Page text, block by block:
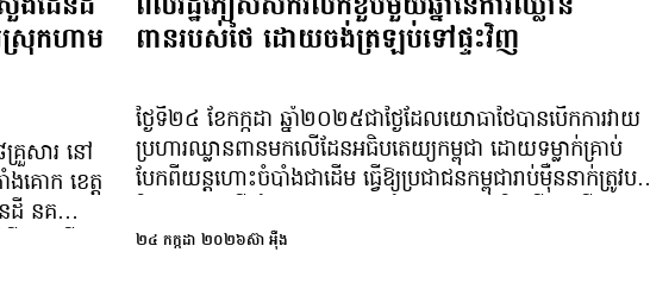
ថា ជប៉ុនបានជួយកម្ពុជាច្រើនលើវិស័យធំៗ
ធ ប៉ុន្តែវិនិយោគិនមិនសូវហ៊ានមកបណ្ដាក់ទុន
កថ្លែងថា៖ «ប្រទេសហត្ថលេខីនេះហើយដែល
នឱ្យរដ្ឋបរទេសណារំលោភអធិបតេយ្យ និង
វឌ្ឍតាមរយៈជំនួយឥតសំណង និងកម្ចីការ
ាប់ឱ្យមានភាពរលូន កុំឱ្យស្មុគស្មាញ មាន
លតែមួយ ដើម្បីជៀសវាងការបាត់បង់ទំនុក
ស្រុកហាម
រួសារ នៅ
គោក ខេត្ត
ដី នគ
អាងថា
ពានរបស់ថៃ ដោយចង់ត្រឡប់ទៅផ្ទះវិញ
ថ្ងៃទី២៤ ខែកក្កដា ឆ្នាំ២០២៥ជាថ្ងៃដែលយោធាថៃបានបើកការវាយ
ប្រហារឈ្លានពានមកលើដែនអធិបតេយ្យកម្ពុជា ដោយទម្លាក់គ្រាប់
បែកពីយន្តហោះចំបាំងជាដើម ធ្វើឱ្យប្រជាជនកម្ពុជារាប់ម៉ឺននាក់ត្រូវបង្ខំ
ប្រទេសកម្ពុជា និងថៃបានឈានដល់កិច្ចព្រមព្រៀងឈប់បាញ់កាលពី
២៤ កក្កដា ២០២៦ស៊ា អុឺង